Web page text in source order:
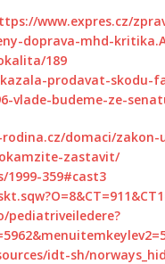
www.expres.cz/
doprava-mhd-
189
prodavat-skodu-
vlade-budeme-ze-
domaci/zakon-
zastavit/
359#cast3
pediatriveiledere?
idt-sh/